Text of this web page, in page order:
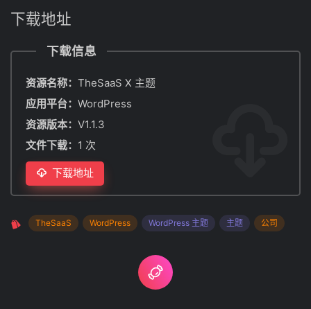
下载地址
下载信息
资源名称： TheSaaS X 主题
应用平台： WordPress
资源版本： V1.1.3
文件下载： 1 次
下载地址
TheSaaS WordPress WordPress 主题 主题 公司